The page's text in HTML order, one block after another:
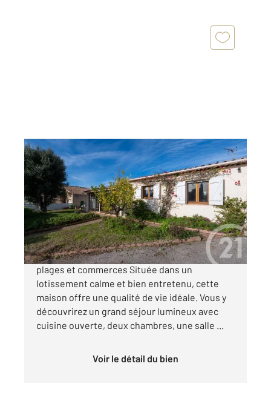
BORMES LES MIMOSAS 83
121,17 m2, 4 pièces
Ref : 1563
Maison à vendre
595 000 €
Maison de plain-pied à la Favière, proche
plages et commerces Située dans un
lotissement calme et bien entretenu, cette
maison offre une qualité de vie idéale. Vous y
découvrirez un grand séjour lumineux avec
cuisine ouverte, deux chambres, une salle ...
Voir le détail du bien